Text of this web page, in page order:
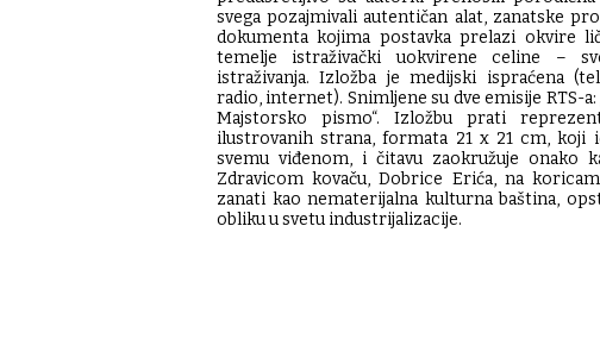
svega pozajmivali autentičan alat, zanatske
dokumenta kojima postavka prelazi okvire
temelje istraživački uokvirene celine –
istraživanja. Izložba je medijski ispraćena
radio, internet). Snimljene su dve emisije RTS-a:
Majstorsko pismo“. Izložbu prati
ilustrovanih strana, formata 21 х 21 cm, koji
svemu viđenom, i čitavu zaokružuje onako
Zdravicom kovaču, Dobrice Erića, na
zanati kao nematerijalna kulturna baština,
obliku u svetu industrijalizacije.